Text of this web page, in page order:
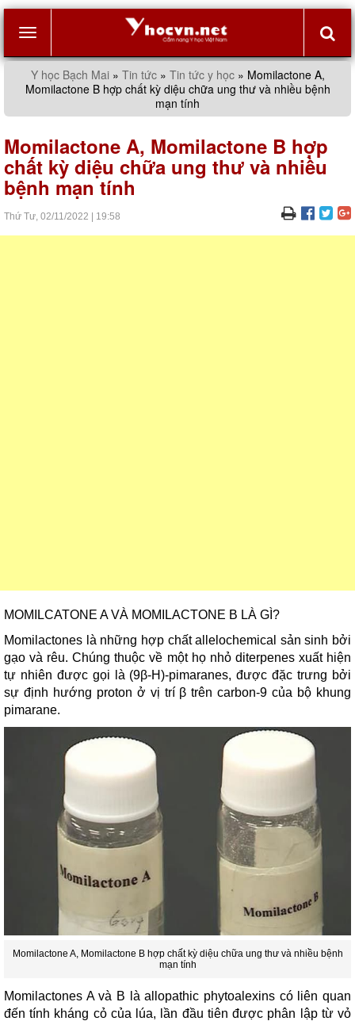
navigation
Y học Bạch Mai» Tin tức» Tin tức y học» Momilactone A,
Momilactone B hợp chất kỳ diệu chữa ung thư và nhiều bệnh
mạn tính
Momilactone A, Momilactone B hợp
chất kỳ diệu chữa ung thư và nhiều
bệnh mạn tính
Thứ Tư, 02/11/2022 19:58
MOMILCATONE A VÀ MOMILACTONE B LÀ GÌ?
Momilactones là những hợp chất allelochemical sản sinh bởi
gạo và rêu. Chúng thuộc về một họ nhỏ diterpenes xuất hiện
tự nhiên được gọi là (9β-H)-pimaranes, được đặc trưng bởi
sự định hướng proton ở vị trí β trên carbon-9 của bộ khung
pimarane.
Momilactone A, Momilactone B hợp chất kỳ diệu chữa ung thư và nhiều bệnh
mạn tính
Momilactones A và B là allopathic phytoalexins có liên quan
đến tính kháng cỏ của lúa, lần đầu tiên được phân lập từ vỏ